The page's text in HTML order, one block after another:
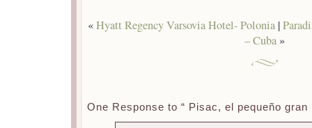
«Hyatt Regency Varsovia Hotel- Polonia |
– Cuba »
One Response to “ Pisac, el pequeño gran